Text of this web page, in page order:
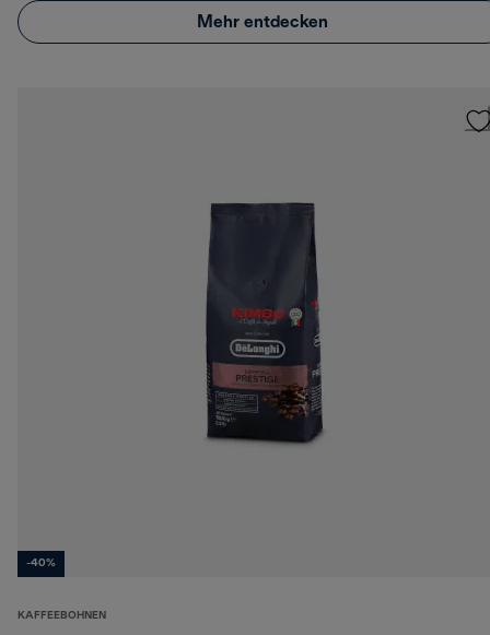
Mehr entdecken
-40%
KAFFEEBOHNEN